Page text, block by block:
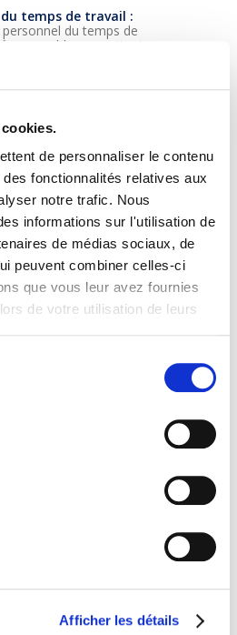
de personnaliser le contenu
fonctionnalités relatives aux
notre trafic. Nous
informations sur l'utilisation de
de médias sociaux, de
peuvent combiner celles-ci
que vous leur avez fournies
de votre utilisation de leurs
Afficher les détails
temps de travail :
du temps de
sans solde permettant au
pour études supérieures,
seront présentées
démarches d’accès à la
est organisée en
et diffusée
livestream. Les participants
la possibilité de poser
la Chambre des
nationale, de